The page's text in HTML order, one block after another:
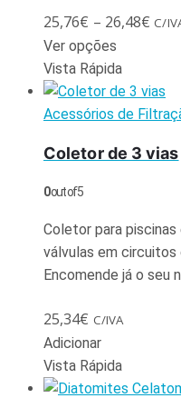
25,76€ – 26,48€ C/
Ver opções
Vista Rápida
Acessórios de
Coletor de 3 vias
0out of 5
Coletor para
válvulas em
Encomende já o seu
25,34€ C/IVA
Adicionar
Vista Rápida